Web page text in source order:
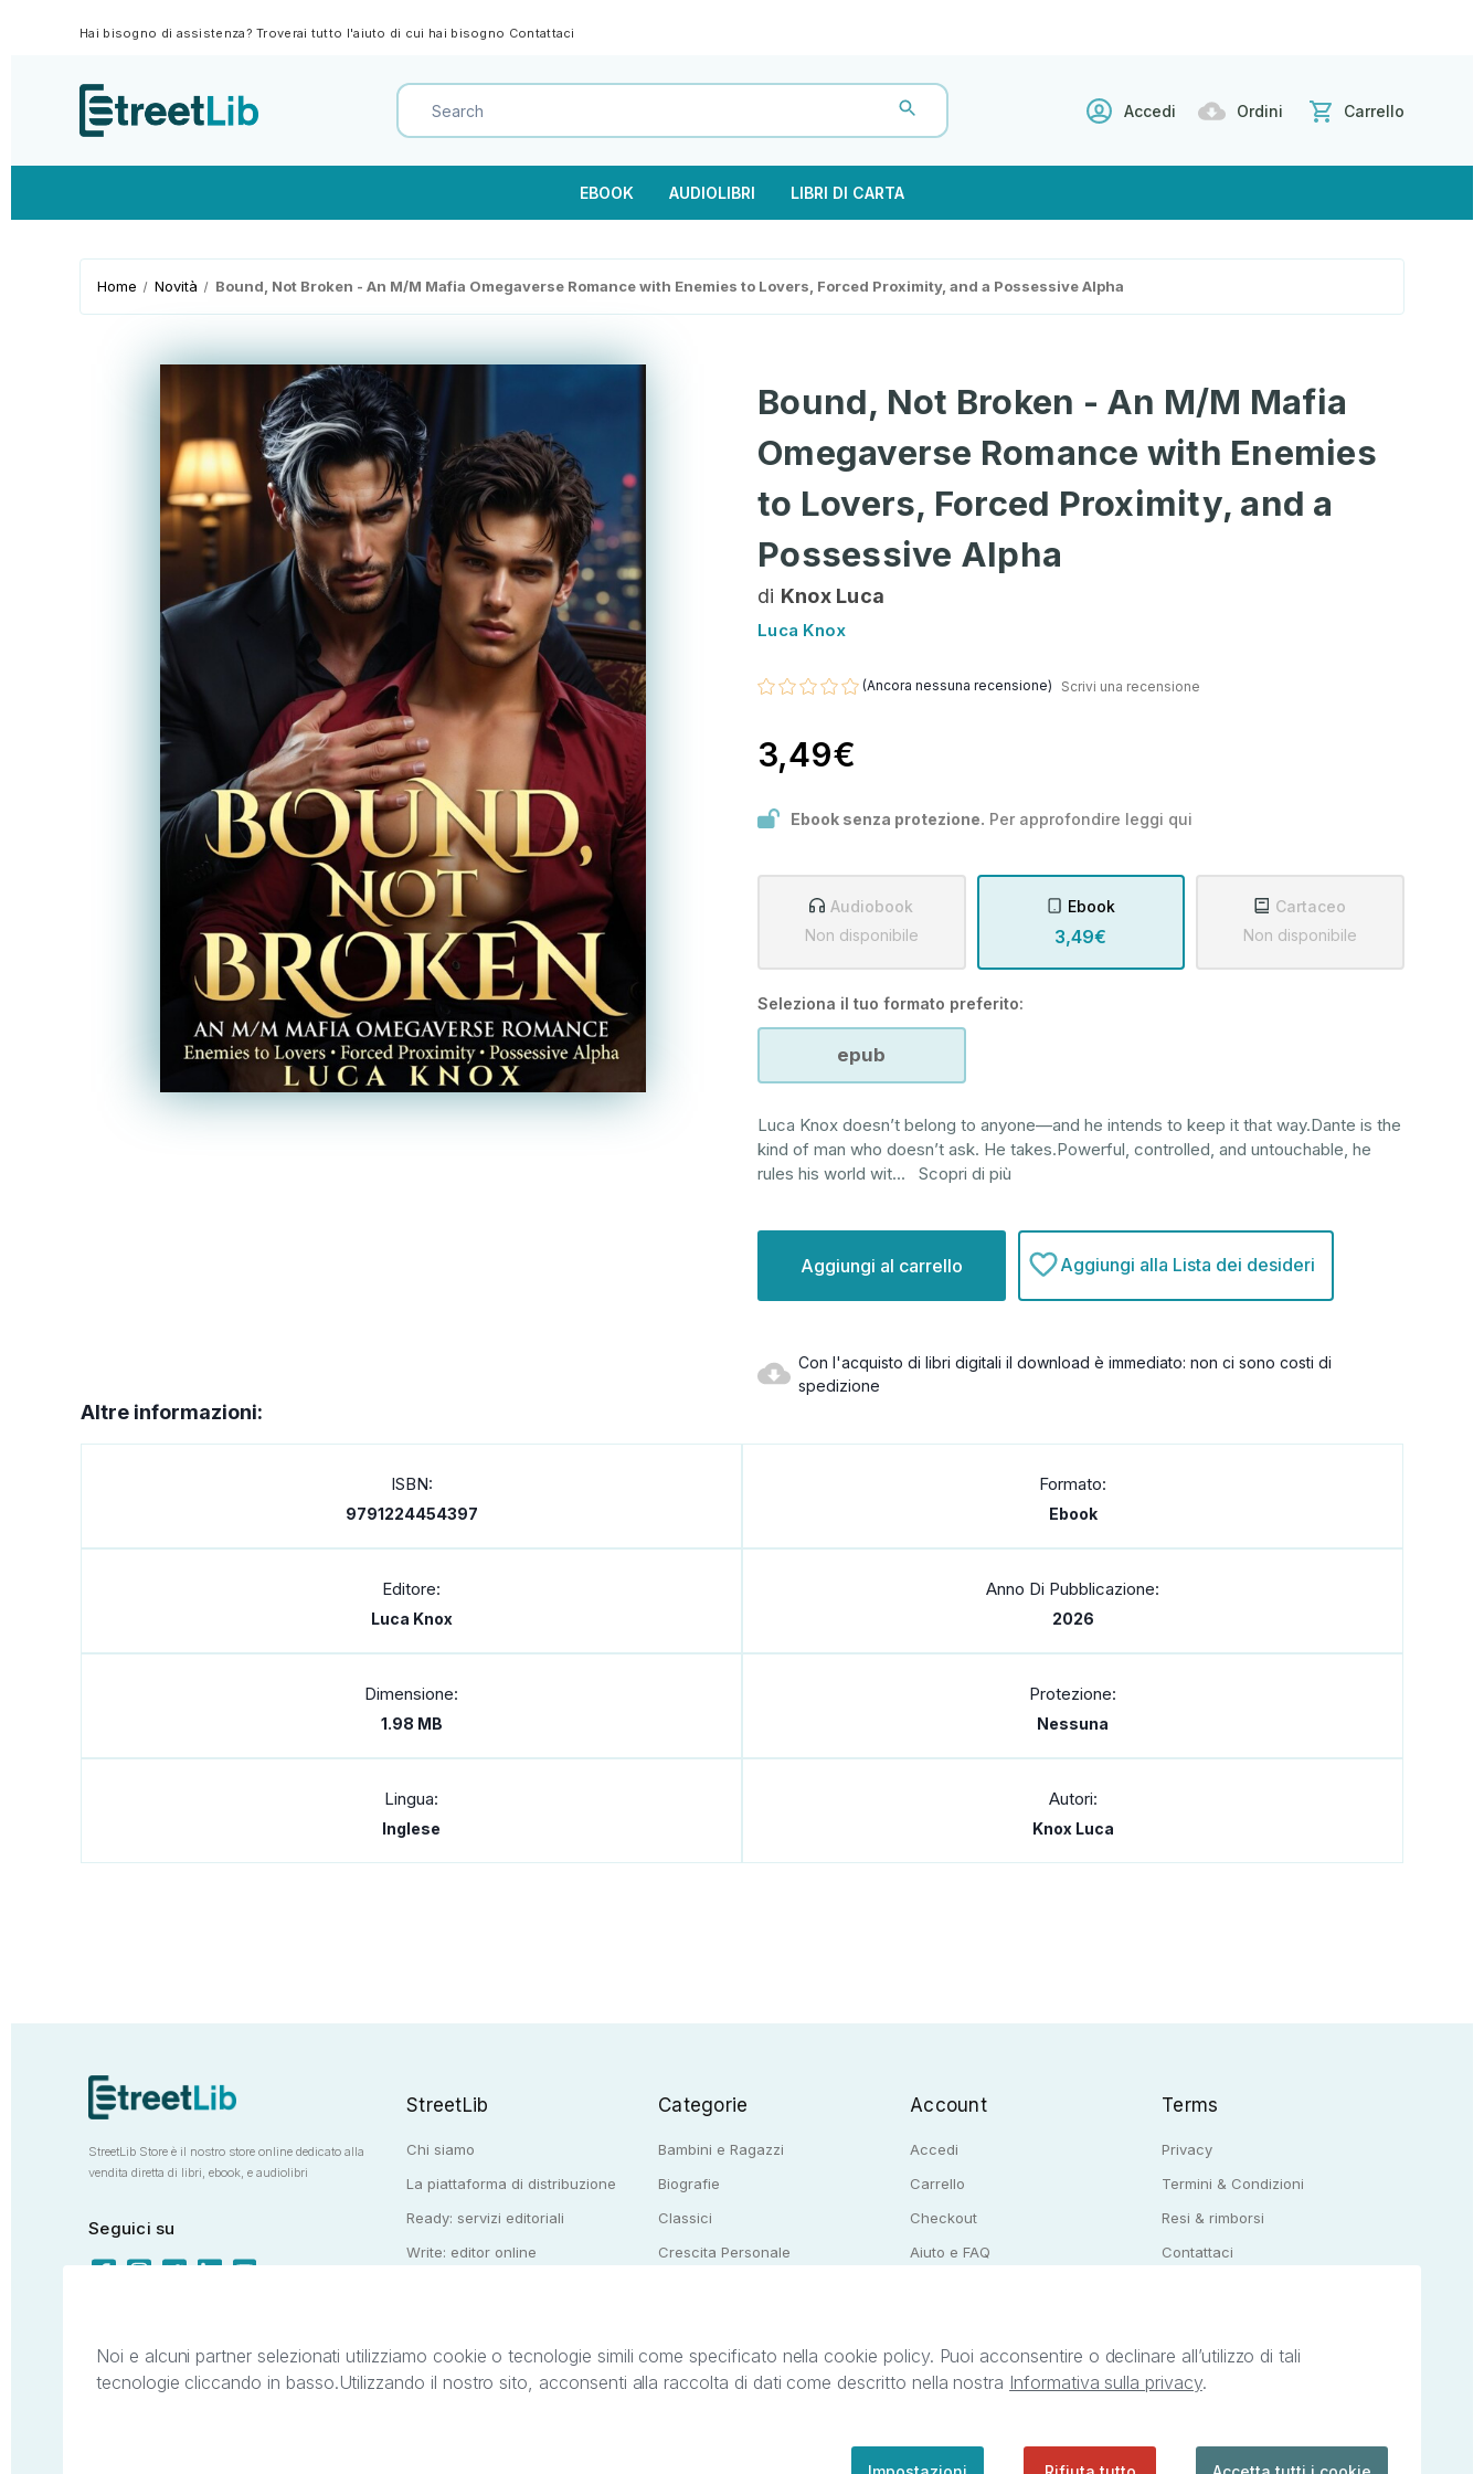
Hai bisogno di assistenza? Troverai tutto l'aiuto di cui hai bisogno Contattaci
Accedi Ordini Carrello
EBOOK AUDIOLIBRI LIBRI DI CARTA
Home Novità Bound, Not Broken - An M/M Mafia Omegaverse Romance with Enemies to Lovers, Forced Proximity, and a Possessive Alpha
Bound, Not Broken - An M/M Mafia
Omegaverse Romance with Enemies
to Lovers, Forced Proximity, and a
Possessive Alpha
di Knox Luca
Luca Knox
(Ancora nessuna recensione) Scrivi una recensione
3,49€
Ebook senza protezione. Per approfondire leggi qui
Audiobook
Non disponibile
Ebook
3,49€
Cartaceo
Non disponibile
Seleziona il tuo formato preferito:
epub
Luca Knox doesn’t belong to anyone—and he intends to keep it that way.Dante is the
kind of man who doesn’t ask. He takes.Powerful, controlled, and untouchable, he
rules his world wit... Scopri di più
attuale:
Aggiungi alla Lista dei desideri
Con l'acquisto di libri digitali il download è immediato: non ci sono costi di
spedizione
Altre informazioni:
ISBN:
9791224454397
Formato:
Ebook
Editore:
Luca Knox
Anno Di Pubblicazione:
2026
Dimensione:
1.98 MB
Protezione:
Nessuna
Lingua:
Inglese
Autori:
Knox Luca
StreetLib Store è il nostro store online dedicato alla
vendita diretta di libri, ebook, e audiolibri
Seguici su
StreetLib
Chi siamo
La piattaforma di distribuzione
Ready: servizi editoriali
Write: editor online
Categorie
Bambini e Ragazzi
Biografie
Classici
Crescita Personale
Account
Accedi
Carrello
Checkout
Aiuto e FAQ
Terms
Privacy
Termini & Condizioni
Resi & rimborsi
Contattaci
Il presente sito web è di proprietà di StreetLib S.r.l. C.F. e P.IVA 05338720963. StreetLib S.r.l. è titolare di tutti i diritti di proprietà intellettuale afferenti ai marchi, loghi e
Noi e alcuni partner selezionati utilizziamo cookie o tecnologie simili come specificato nella cookie policy. Puoi acconsentire o declinare all’utilizzo di tali
tecnologie cliccando in basso.Utilizzando il nostro sito, acconsenti alla raccolta di dati come descritto nella nostra Informativa sulla privacy.